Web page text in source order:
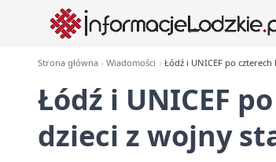
Strona główna Wiadomości Łódź i UNICEF po
Łódź i UNICEF
dzieci z wojny